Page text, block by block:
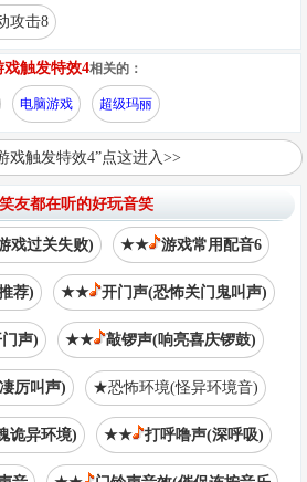
攻击8
戏触发特效4相关的：
电脑游戏 超级玛丽
戏触发特效4”点这进入>>
友都在听的好玩音笑
戏过关失败) ★★ 游戏常用配音6
荐) ★★ 开门声(恐怖关门鬼叫声)
声) ★★ 敲锣声(响亮喜庆锣鼓)
厉叫声) ★恐怖环境(怪异环境音)
诡异环境) ★★ 打呼噜声(深呼吸)